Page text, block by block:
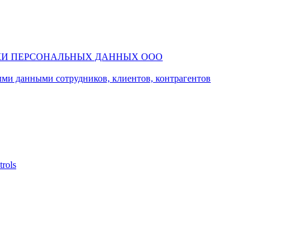
ПЕРСОНАЛЬНЫХ ДАННЫХ ООО
сотрудников, клиентов, контрагентов